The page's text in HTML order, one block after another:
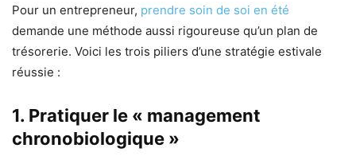
Pour un entrepreneur, prendre soin de soi en été
demande une méthode aussi rigoureuse qu’un plan de
trésorerie. Voici les trois piliers d’une stratégie estivale
réussie :
1. Pratiquer le « management
chronobiologique »